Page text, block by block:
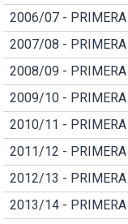
2006/07 - PRIMERA
2007/08 - PRIMERA
2008/09 - PRIMERA
2009/10 - PRIMERA
2010/11 - PRIMERA
2011/12 - PRIMERA
2012/13 - PRIMERA
2013/14 - PRIMERA